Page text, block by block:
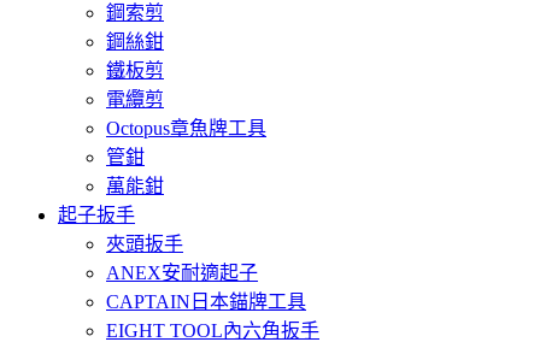
鋼索剪
鋼絲鉗
鐵板剪
電纜剪
Octopus章魚牌工具
管鉗
萬能鉗
起子扳手
夾頭扳手
ANEX安耐適起子
CAPTAIN日本錨牌工具
EIGHT TOOL內六角扳手